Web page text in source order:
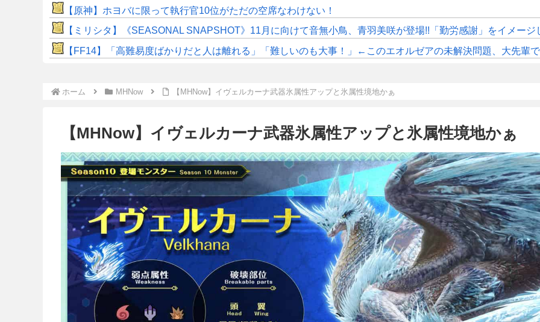
【原神】ホヨバに限って執行官10位がただの空席なわけない！
【ミリシタ】《SEASONAL SNAPSHOT》11月に向けて音無小鳥、青羽美咲が登場!!「勤労感謝」をイメージ
【FF14】「高難易度ばかりだと人は離れる」「難しいのも大事！」←このエオルゼアの未解決問題、大先輩
ホーム MHNow 【MHNow】イヴェルカーナ武器氷属性アップと氷属性境地かぁ
【MHNow】イヴェルカーナ武器氷属性アップと氷属性境地かぁ